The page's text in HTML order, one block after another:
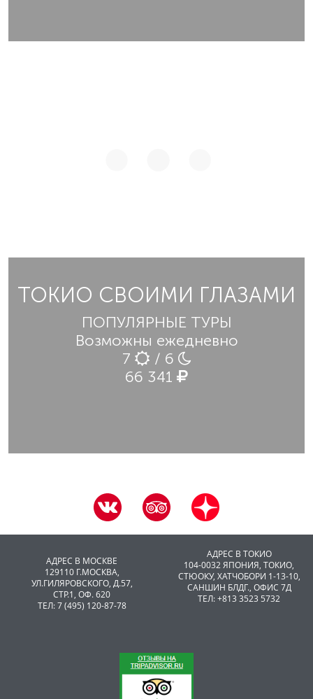
ТОКИО СВОИМИ ГЛАЗАМИ
ПОПУЛЯРНЫЕ ТУРЫ
Возможны ежедневно
7
/ 6
66 341
АДРЕС В МОСКВЕ
129110 Г.МОСКВА,
УЛ.ГИЛЯРОВСКОГО, Д.57,
СТР.1, ОФ. 620
ТЕЛ: 7 (495) 120-87-78
АДРЕС В ТОКИО
104-0032 ЯПОНИЯ, ТОКИО,
CТЮОКУ, ХАТЧОБОРИ 1-13-10,
САНШИН БЛДГ., ОФИС 7Д
ТЕЛ: +813 3523 5732